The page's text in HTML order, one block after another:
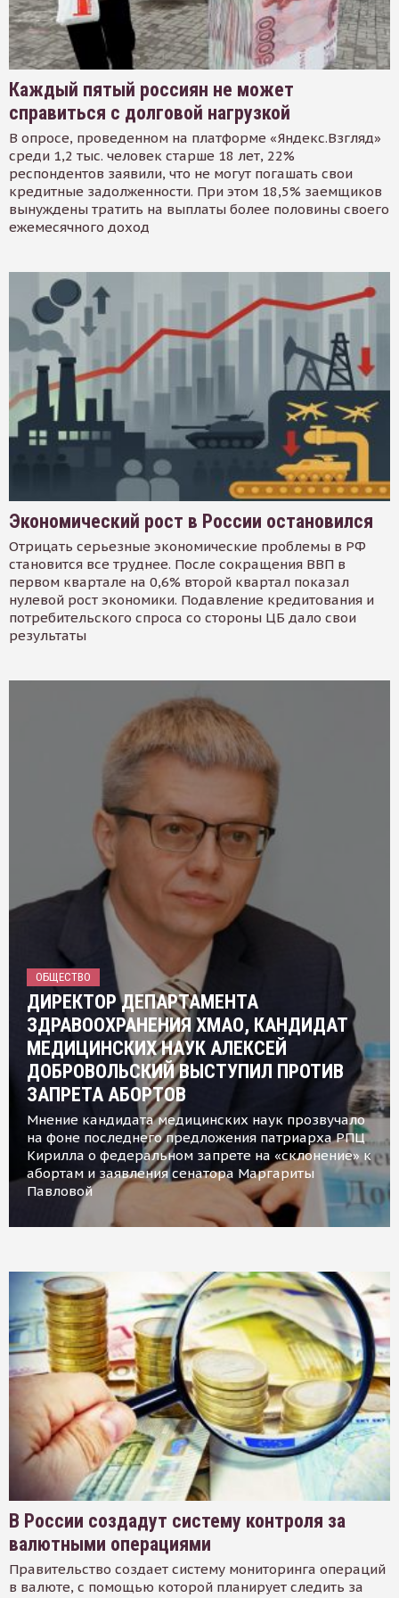
Каждый пятый россиян не может
справиться с долговой нагрузкой
В опросе, проведенном на платформе «Яндекс.Взгляд»
среди 1,2 тыс. человек старше 18 лет, 22%
респондентов заявили, что не могут погашать свои
кредитные задолженности. При этом 18,5% заемщиков
вынуждены тратить на выплаты более половины своего
ежемесячного доход
Экономический рост в России остановился
Отрицать серьезные экономические проблемы в РФ
становится все труднее. После сокращения ВВП в
первом квартале на 0,6% второй квартал показал
нулевой рост экономики. Подавление кредитования и
потребительского спроса со стороны ЦБ дало свои
результаты
ОБЩЕСТВО
ДИРЕКТОР ДЕПАРТАМЕНТА
ЗДРАВООХРАНЕНИЯ ХМАО, КАНДИДАТ
МЕДИЦИНСКИХ НАУК АЛЕКСЕЙ
ДОБРОВОЛЬСКИЙ ВЫСТУПИЛ ПРОТИВ
ЗАПРЕТА АБОРТОВ
Мнение кандидата медицинских наук прозвучало
на фоне последнего предложения патриарха РПЦ
Кирилла о федеральном запрете на «склонение» к
абортам и заявления сенатора Маргариты
Павловой
В России создадут систему контроля за
валютными операциями
Правительство создает систему мониторинга операций
в валюте, с помощью которой планирует следить за